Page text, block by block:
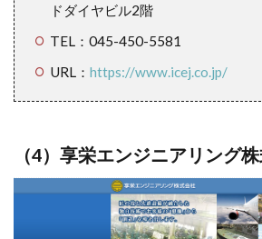
ドダイヤビル2階
TEL：045-450-5581
URL： https://www.icej.co.jp/
（4） 享栄エンジニアリング